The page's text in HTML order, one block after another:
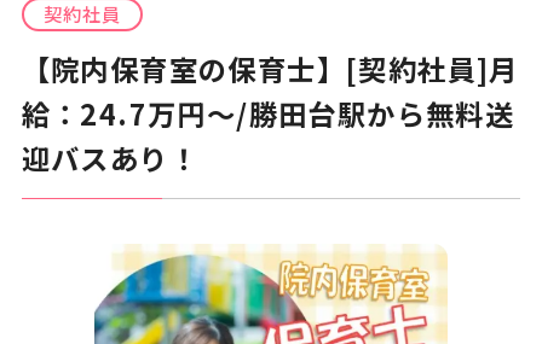
契約社員
【院内保育室の保育士】[契約社員]月
給：24.7万円～/勝田台駅から無料送
迎バスあり！